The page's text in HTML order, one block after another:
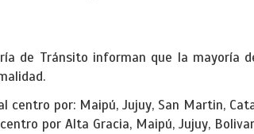
de Tránsito informan que la mayoría
centro por: Maipú, Jujuy, San Martin,
por Alta Gracia, Maipú, Jujuy, Bolivar